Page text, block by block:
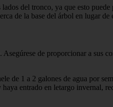
del tronco, ya que esto
de la base del árbol en lugar de
de proporcionar a sus
de 1 a 2 galones de agua por
entrado en letargo invernal,